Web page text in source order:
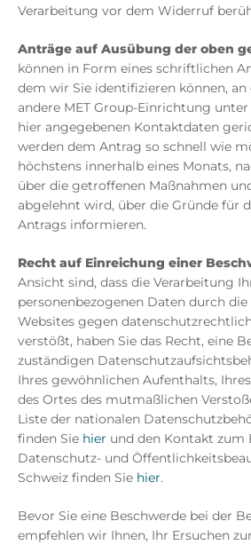
Verarbeitung vor dem Widerruf
Anträge auf Ausübung der oben
können in Form eines schriftlichen
dem wir Sie identifizieren können, an
andere MET Group-Einrichtung
hier angegebenen Kontaktdaten
werden dem Antrag so schnell wie
höchstens innerhalb eines Monats,
über die getroffenen Maßnahmen
abgelehnt wird, über die Gründe für
Antrags informieren.
Recht auf Einreichung einer
Ansicht sind, dass die Verarbeitung
personenbezogenen Daten durch die
Websites gegen
verstößt, haben Sie das Recht, eine
zuständigen
Ihres gewöhnlichen Aufenthalts,
des Ortes des mutmaßlichen
Liste der nationalen
finden Sie hier und den Kontakt zum
Datenschutz- und
Schweiz finden Sie hier.
Bevor Sie eine Beschwerde bei der
empfehlen wir Ihnen, Ihr Ersuchen